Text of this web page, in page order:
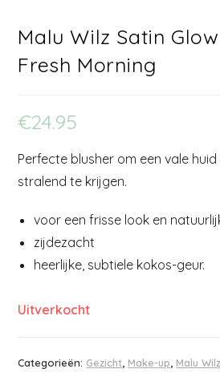
Malu Wilz Satin
Fresh Morning
€24.95
Perfecte blusher om een vale
stralend te krijgen.
voor een frisse look en
zijdezacht
heerlijke, subtiele kokos-geur.
Uitverkocht
Categorieën: Gezicht Make-up Malu Wilz